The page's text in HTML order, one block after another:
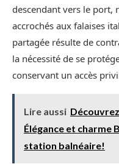
descendant vers le port,
accrochés aux falaises
partagée résulte de
la nécessité de se
conservant un accès
Lire aussi
Élégance et charme
station balnéaire!